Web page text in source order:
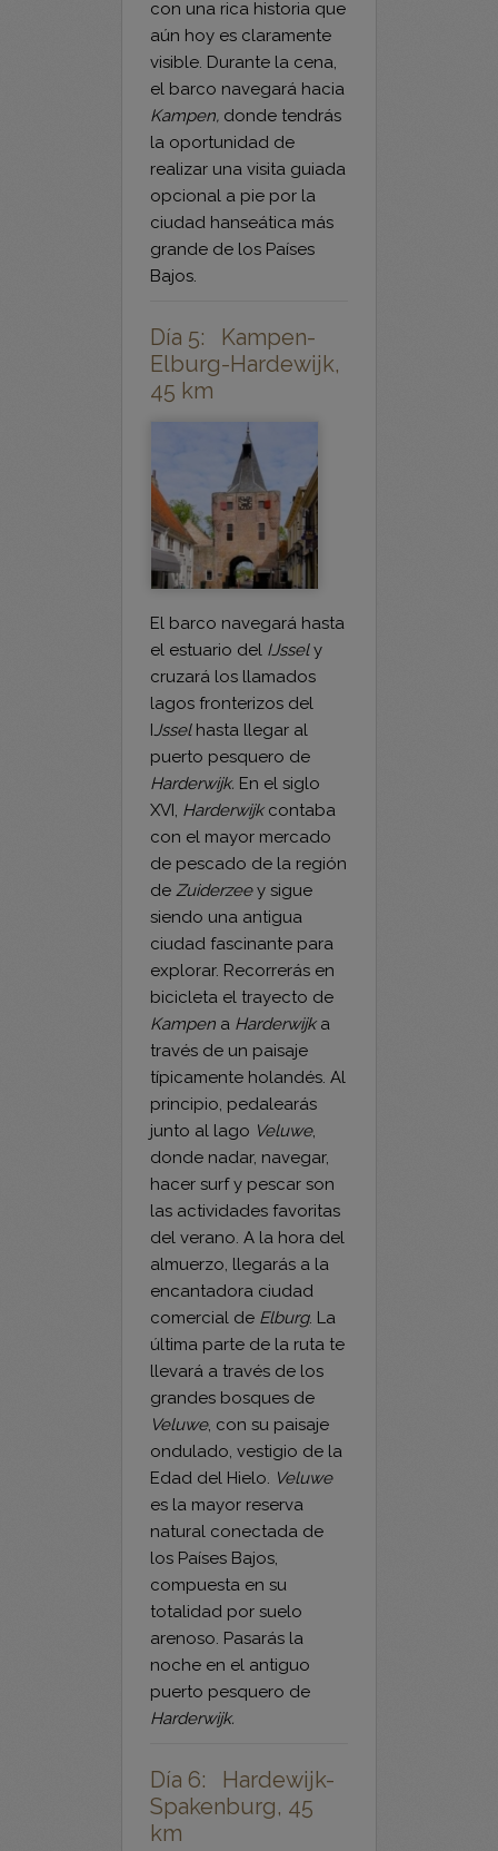
antigüedad, que cuenta
con una rica historia que
aún hoy es claramente
visible. Durante la cena,
el barco navegará hacia
Kampen,donde tendrás
la oportunidad de
realizar una visita guiada
opcional a pie por la
ciudad hanseática más
grande de los Países
Día 5: Kampen-
Elburg-Hardewijk,
45 km
El barco navegará hasta
el estuario delIJssely
cruzará los llamados
lagos fronterizos del
IJsselhasta llegar al
puerto pesquero de
Harderwijk.En el siglo
XVI, Harderwijkcontaba
con el mayor mercado
de pescado de la región
deZuiderzeey sigue
siendo una antigua
ciudad fascinante para
explorar. Recorrerás en
bicicleta el trayecto de
KampenaHarderwijk
través de un paisaje
típicamente holandés. Al
principio, pedalearás
junto al lagoVeluwe,
donde nadar, navegar,
hacer surf y pescar son
las actividades favoritas
del verano. A la hora del
almuerzo, llegarás a la
encantadora ciudad
comercial deElburg. La
última parte de la ruta te
llevará a través de los
grandes bosques de
Veluwe, con su paisaje
ondulado, vestigio de la
Edad del Hielo.Veluwe
es la mayor reserva
natural conectada de
los Países Bajos,
compuesta en su
totalidad por suelo
arenoso. Pasarás la
noche en el antiguo
puerto pesquero de
Día 6: Hardewijk-
Spakenburg, 45